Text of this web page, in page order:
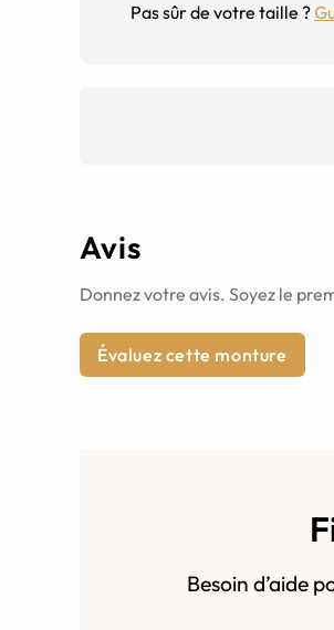
Pas sûr de votre taille ?
Avis
Donnez votre avis. Soyez le
Évaluez cette monture
Besoin d’aide